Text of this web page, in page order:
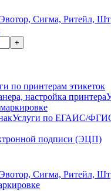
по принтерам этикеток
Услуги по ЕГАИС/
подписи (ЭЦП)